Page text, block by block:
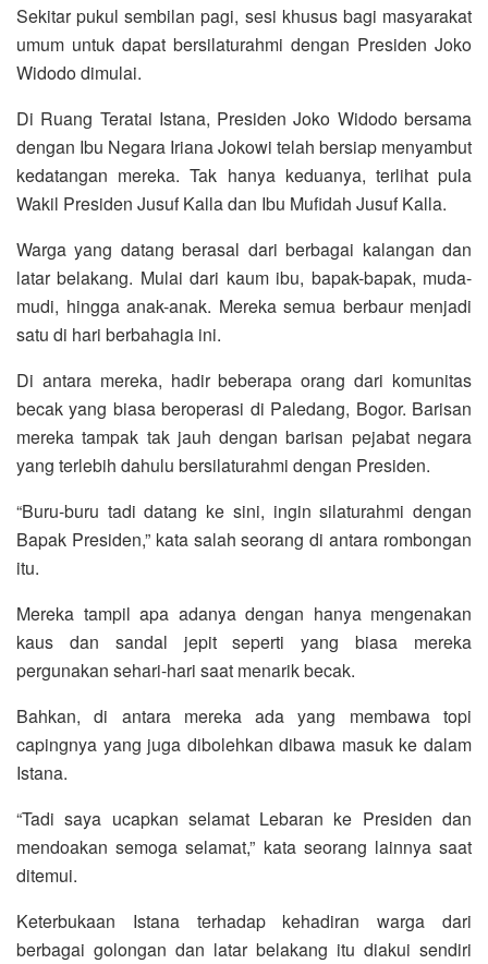
Sekitar pukul sembilan pagi, sesi khusus bagi masyarakat
umum untuk dapat bersilaturahmi dengan Presiden Joko
Widodo dimulai.
Di Ruang Teratai Istana, Presiden Joko Widodo bersama
dengan Ibu Negara Iriana Jokowi telah bersiap menyambut
kedatangan mereka. Tak hanya keduanya, terlihat pula
Wakil Presiden Jusuf Kalla dan Ibu Mufidah Jusuf Kalla.
Warga yang datang berasal dari berbagai kalangan dan
latar belakang. Mulai dari kaum ibu, bapak-bapak, muda-
mudi, hingga anak-anak. Mereka semua berbaur menjadi
satu di hari berbahagia ini.
Di antara mereka, hadir beberapa orang dari komunitas
becak yang biasa beroperasi di Paledang, Bogor. Barisan
mereka tampak tak jauh dengan barisan pejabat negara
yang terlebih dahulu bersilaturahmi dengan Presiden.
“Buru-buru tadi datang ke sini, ingin silaturahmi dengan
Bapak Presiden,” kata salah seorang di antara rombongan
itu.
Mereka tampil apa adanya dengan hanya mengenakan
kaus dan sandal jepit seperti yang biasa mereka
pergunakan sehari-hari saat menarik becak.
Bahkan, di antara mereka ada yang membawa topi
capingnya yang juga dibolehkan dibawa masuk ke dalam
Istana.
“Tadi saya ucapkan selamat Lebaran ke Presiden dan
mendoakan semoga selamat,” kata seorang lainnya saat
ditemui.
Keterbukaan Istana terhadap kehadiran warga dari
berbagai golongan dan latar belakang itu diakui sendiri